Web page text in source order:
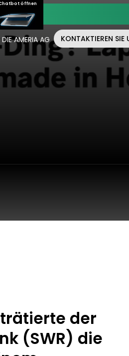
öffnen
DIE AMERIA AG KONTAKTIEREN SIE
der
(SWR) die